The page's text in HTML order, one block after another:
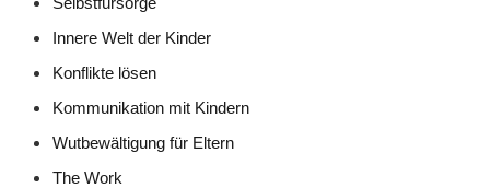
Innere Welt der Kinder
Konflikte lösen
Kommunikation mit Kindern
Wutbewältigung für Eltern
The Work